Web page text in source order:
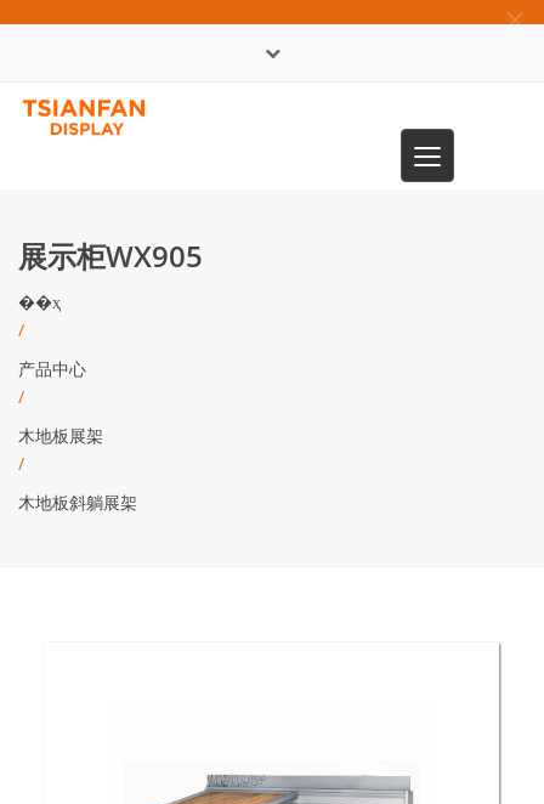
×
Toggle
navigation
展示柜WX905
��ҳ
/
产品中心
/
木地板展架
/
木地板斜躺展架